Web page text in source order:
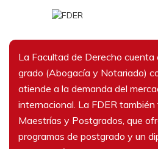
La Facultad de Derecho cuenta
grado (Abogacía y Notariado)
atiende a la demanda del
internacional. La FDER
Maestrías y Postgrados, que
programas de postgrado y un